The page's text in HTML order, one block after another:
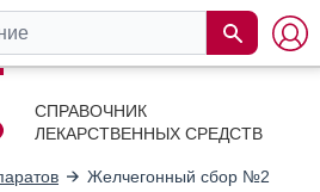
СПРАВОЧНИК
ЛЕКАРСТВЕННЫХ СРЕДСТВ
Желчегонный сбор №2